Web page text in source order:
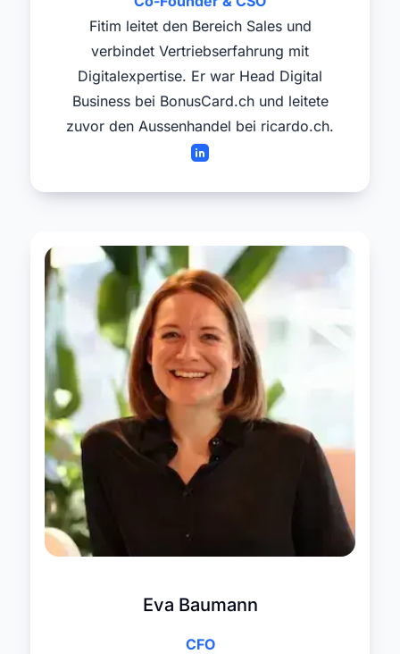
Fitim leitet den Bereich Sales und
verbindet Vertriebserfahrung mit
Digitalexpertise. Er war Head Digital
Business bei BonusCard.ch und leitete
zuvor den Aussenhandel bei ricardo.ch.
Eva Baumann
CFO